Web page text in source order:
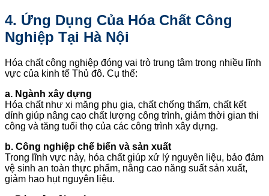
4. Ứng Dụng Của Hóa Chất Công
Nghiệp Tại Hà Nội
Hóa chất công nghiệp đóng vai trò trung tâm trong nhiều lĩnh
vực của kinh tế Thủ đô. Cụ thể:
a. Ngành xây dựng
Hóa chất như xi măng phụ gia, chất chống thấm, chất kết
dính giúp nâng cao chất lượng công trình, giảm thời gian thi
công và tăng tuổi thọ của các công trình xây dựng.
b. Công nghiệp chế biến và sản xuất
Trong lĩnh vực này, hóa chất giúp xử lý nguyên liệu, bảo đảm
vệ sinh an toàn thực phẩm, nâng cao năng suất sản xuất,
giảm hao hụt nguyên liệu.